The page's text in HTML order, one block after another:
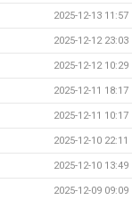
2025-12-13 11:57
2025-12-12 23:03
2025-12-12 10:29
2025-12-11 18:17
2025-12-11 10:17
2025-12-10 22:11
2025-12-10 13:49
2025-12-09 09:09